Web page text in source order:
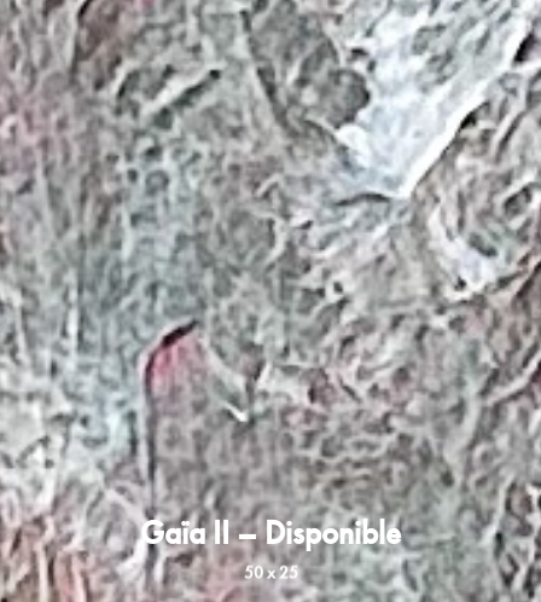
Gaïa II – Disponible
50 x 25